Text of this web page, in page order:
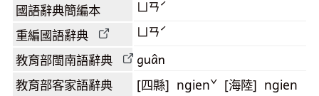
國語辭典簡編本 ㄩㄢˊ
重編國語辭典 ㄩㄢˊ
教育部閩南語辭典 guân
教育部客家語辭典
[四縣] ngienˇ [海陸] ngien